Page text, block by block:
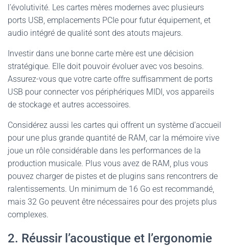
l’évolutivité. Les cartes mères modernes avec plusieurs
ports USB, emplacements PCIe pour futur équipement, et
audio intégré de qualité sont des atouts majeurs.
Investir dans une bonne carte mère est une décision
stratégique. Elle doit pouvoir évoluer avec vos besoins.
Assurez-vous que votre carte offre suffisamment de ports
USB pour connecter vos périphériques MIDI, vos appareils
de stockage et autres accessoires.
Considérez aussi les cartes qui offrent un système d’accueil
pour une plus grande quantité de RAM, car la mémoire vive
joue un rôle considérable dans les performances de la
production musicale. Plus vous avez de RAM, plus vous
pouvez charger de pistes et de plugins sans rencontrers de
ralentissements. Un minimum de 16 Go est recommandé,
mais 32 Go peuvent être nécessaires pour des projets plus
complexes.
2. Réussir l’acoustique et l’ergonomie